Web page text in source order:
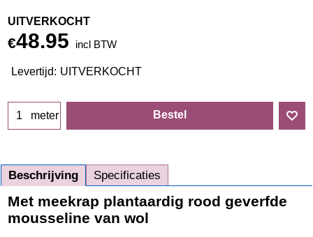
UITVERKOCHT
€48.95 incl BTW
Levertijd: UITVERKOCHT
meter Bestel
Beschrijving Specificaties
Met meekrap plantaardig rood geverfde
mousseline van wol